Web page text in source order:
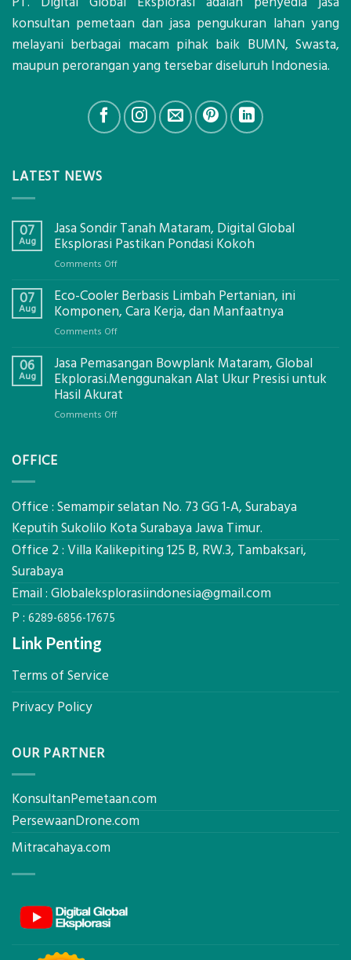
konsultan pemetaan dan jasa pengukuran lahan yang
melayani berbagai macam pihak baik BUMN, Swasta,
maupun perorangan yang tersebar diseluruh Indonesia.
LATEST NEWS
07
Aug
Jasa Sondir Tanah Mataram, Digital Global
Eksplorasi Pastikan Pondasi Kokoh
Comments Offon
Sondir
Tanah
Eksplorasi
Pastikan
Pondasi
Kokoh
07
Aug
Eco-Cooler Berbasis Limbah Pertanian, ini
Komponen, Cara Kerja, dan Manfaatnya
Comments Offon
Cooler
Berbasis
Limbah
06
Aug
Jasa Pemasangan Bowplank Mataram, Global
Ekplorasi.Menggunakan Alat Ukur Presisi untuk
Hasil Akurat
Comments Offon
Ekplorasi.Menggunakan
Ukur
Presisi
Akurat
OFFICE
Office : Semampir selatan No. 73 GG 1-A, Surabaya
Keputih Sukolilo Kota Surabaya Jawa Timur.
Office 2 : Villa Kalikepiting 125 B, RW.3, Tambaksari,
Surabaya
Email : Globaleksplorasiindonesia@gmail.com
P : 6289-6856-17675
Link Penting
Terms of Service
Privacy Policy
OUR PARTNER
KonsultanPemetaan.com
PersewaanDrone.com
Mitracahaya.com